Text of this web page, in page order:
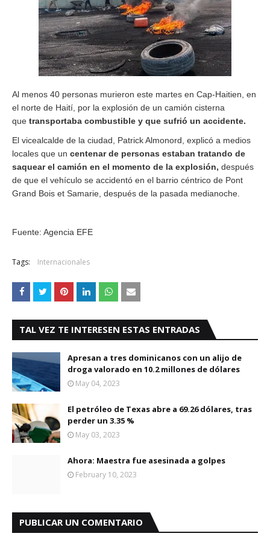
Al menos 40 personas murieron este martes en Cap-Haitien, en
el norte de Haití, por la explosión de un camión cisterna
que transportaba combustible y que sufrió un accidente.
El vicealcalde de la ciudad, Patrick Almonord, explicó a medios
locales que un centenar de personas estaban tratando de
saquear el camión en el momento de la explosión, después
de que el vehículo se accidentó en el barrio céntrico de Pont
Grand Bois et Samarie, después de la pasada medianoche.
Fuente: Agencia EFE
Tags: Internacionales
TAL VEZ TE INTERESEN ESTAS ENTRADAS
Apresan a tres dominicanos con un alijo de
droga valorado en 10.2 millones de dólares
May 04, 2023
El petróleo de Texas abre a 69.26 dólares, tras
perder un 3.35 %
May 03, 2023
Ahora: Maestra fue asesinada a golpes
February 10, 2023
PUBLICAR UN COMENTARIO